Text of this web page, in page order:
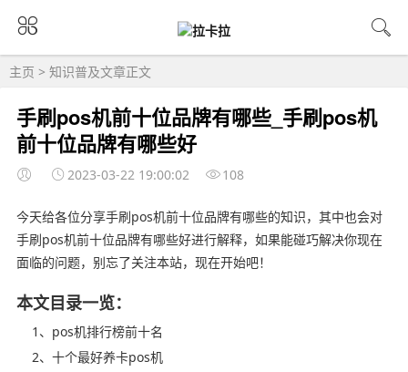
主页 > 知识普及文章正文
手刷pos机前十位品牌有哪些_手刷pos机
前十位品牌有哪些好
2023-03-22 19:00:02 108
今天给各位分享手刷pos机前十位品牌有哪些的知识，其中也会对
手刷pos机前十位品牌有哪些好进行解释，如果能碰巧解决你现在
面临的问题，别忘了关注本站，现在开始吧！
本文目录一览：
1、pos机排行榜前十名
2、十个最好养卡pos机